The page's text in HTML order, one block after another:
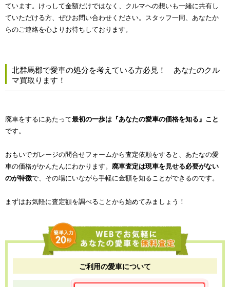
ています。けっして金額だけではなく、クルマへの想いも一緒に共有し
ていただける方、ぜひお問い合わせください。スタッフ一同、あなたか
らのご連絡を心よりお待ちしております。
北群馬郡で愛車の処分を考えている方必見！ あなたのクル
マ買取ります！
廃車をするにあたって最初の一歩は『あなたの愛車の価格を知る』こと
です。
おもいでガレージの問合せフォームから査定依頼をすると、あたなの愛
車の価格がかんたんにわかります。 廃車査定は現車を見せる必要がない
のが特徴で、その場にいながら手軽に金額を知ることができるのです。
まずはお気軽に査定額を調べることから始めてみましょう！
ご利用の愛車について